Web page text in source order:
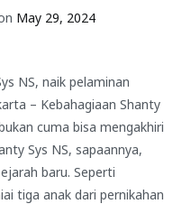
May 29, 2024
NS, naik pelaminan
– Kebahagiaan Shanty
cuma bisa mengakhiri
Sys NS, sapaannya,
baru. Seperti
tiga anak dari pernikahan